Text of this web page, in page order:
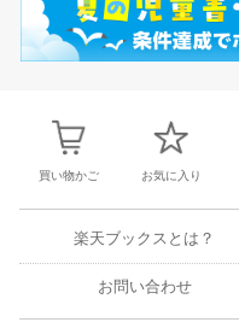
買い物かご お気に入り
楽天ブックスとは？
お問い合わせ